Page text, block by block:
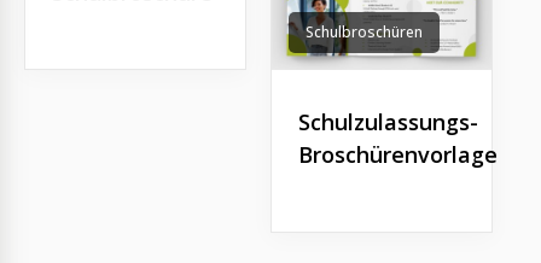
Schulbroschüren
Schulzulassungs-
Broschürenvorlage